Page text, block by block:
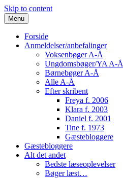
Skip to content
Menu
Forside
Anmeldelser/anbefalinger
Voksenbøger A-Å
Ungdomsbøger/YA A-Å
Børnebøger A-Å
Alle A-Å
Efter skribent
Freya f. 2006
Klara f. 2003
Daniel f. 2001
Tine f. 1973
Gæstebloggere
Gæstebloggere
Alt det andet
Bedste læseoplevelser
Bøger læst…